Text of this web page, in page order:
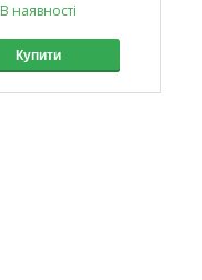
В наявності
Купити